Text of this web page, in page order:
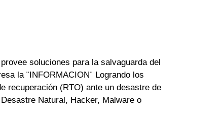
soluciones para la salvaguarda del
la ¨INFORMACION¨ Logrando los
recuperación (RTO) ante un desastre de
Natural, Hacker, Malware o